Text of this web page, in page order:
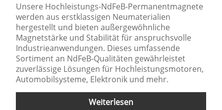
Unsere Hochleistungs-NdFeB-Permanentmagnete
werden aus erstklassigen Neumaterialien
hergestellt und bieten außergewöhnliche
Magnetstärke und Stabilität für anspruchsvolle
Industrieanwendungen. Dieses umfassende
Sortiment an NdFeB-Qualitäten gewährleistet
zuverlässige Lösungen für Hochleistungsmotoren,
Automobilsysteme, Elektronik und mehr.
Weiterlesen